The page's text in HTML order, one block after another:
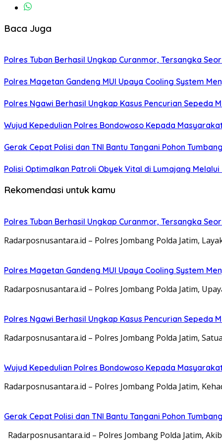
Baca Juga
Polres Tuban Berhasil Ungkap Curanmor, Tersangka
Polres Magetan Gandeng MUI Upaya Cooling System
Polres Ngawi Berhasil Ungkap Kasus Pencurian Sepeda
Wujud Kepedulian Polres Bondowoso Kepada
Gerak Cepat Polisi dan TNI Bantu Tangani Pohon
Polisi Optimalkan Patroli Obyek Vital di Lumajang Melalui
Rekomendasi untuk kamu
Polres Tuban Berhasil Ungkap Curanmor, Tersangka
Radarposnusantara.id – Polres Jombang Polda Jatim,
Polres Magetan Gandeng MUI Upaya Cooling System
Radarposnusantara.id – Polres Jombang Polda Jatim,
Polres Ngawi Berhasil Ungkap Kasus Pencurian Sepeda
Radarposnusantara.id – Polres Jombang Polda Jatim,
Wujud Kepedulian Polres Bondowoso Kepada
Radarposnusantara.id – Polres Jombang Polda Jatim,
Gerak Cepat Polisi dan TNI Bantu Tangani Pohon
Radarposnusantara.id – Polres Jombang Polda Jatim,